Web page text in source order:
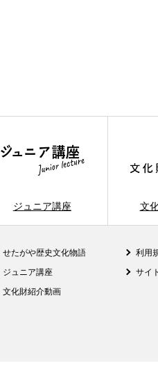
ジュニア講座 文
せたがや歴史文化物語
ジュニア講座
文化財紹介動画
利用
サイ